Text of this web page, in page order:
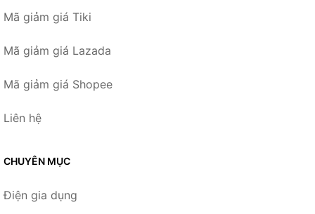
Mã giảm giá Tiki
Mã giảm giá Lazada
Mã giảm giá Shopee
Liên hệ
CHUYÊN MỤC
Điện gia dụng